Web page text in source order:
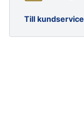
Till kundservice